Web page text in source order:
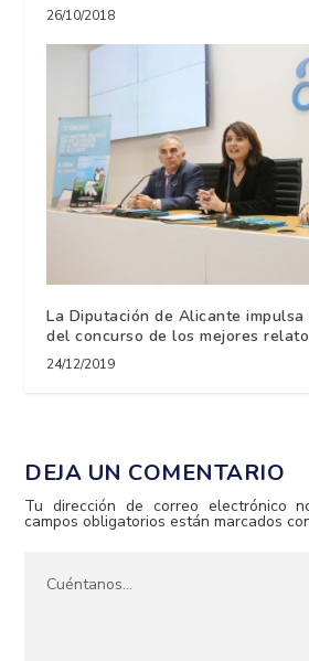
26/10/2018
La Diputación de Alicante impulsa
del concurso de los mejores
24/12/2019
DEJA UN COMENTARIO
Tu dirección de correo electrónico
campos obligatorios están marcados